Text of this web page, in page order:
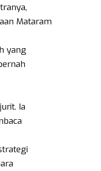
Mataram
yang
Ia